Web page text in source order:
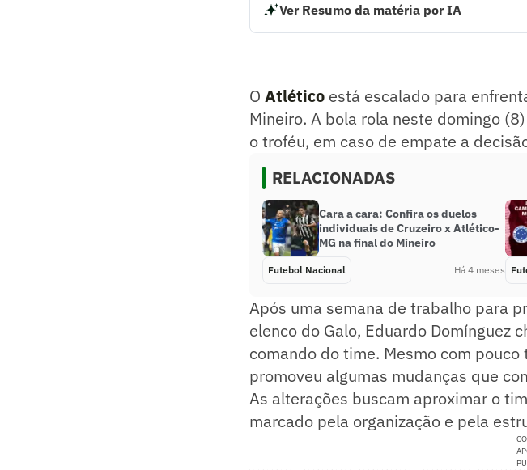
Ver Resumo da matéria por IA
O Atlético está escalado para
Mineiro. A bola rola neste domingo
o troféu, em caso de empate a
RELACIONADAS
Cara a cara: Confira os duelos
individuais de Cruzeiro x Atlético-
MG na final do Mineiro
Futebol Nacional Há 4 meses
Após uma semana de trabalho para
elenco do Galo, Eduardo Domínguez
comando do time. Mesmo com
promoveu algumas mudanças que
As alterações buscam aproximar o
marcado pela organização e pela